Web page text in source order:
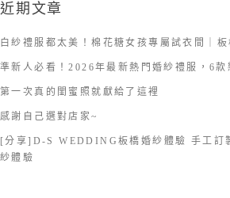
近期文章
白紗禮服都太美！棉花糖女孩專屬試衣間｜
準新人必看！2026年最新熱門婚紗禮服，6
第一次真的閨蜜照就獻給了這裡
感謝自己選對店家~
[分享]D-S WEDDING板橋婚紗體驗 手工訂
紗體驗